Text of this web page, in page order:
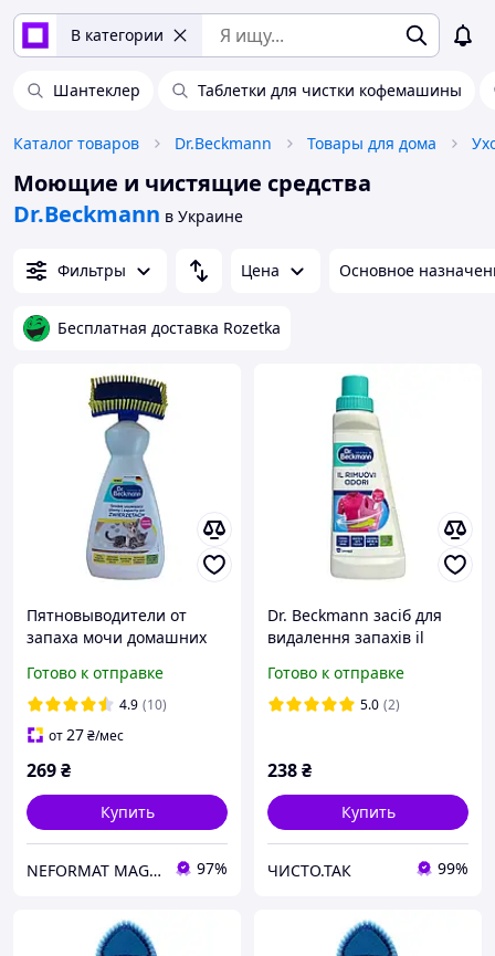
В категории
Шантеклер Таблетки для чистки кофемашины
Каталог товаров Dr.Beckmann Товары для дома
Моющие и чистящие средства
Dr.Beckmann в Украине
Фильтры Цена Основное
Бесплатная доставка Rozetka
Пятновыводители от
запаха мочи домашних
650 мл
Готово к отправке
4.9 (10)
от27₴/мес
269₴
Купить
NEFORMAT MAGAZ 97%
Dr. Beckmann засіб для
видалення запахів il
типів білизни
smacchiatore 14 прань,
Готово к отправке
5.0 (2)
238₴
Купить
ЧИСТО.ТАК 99%